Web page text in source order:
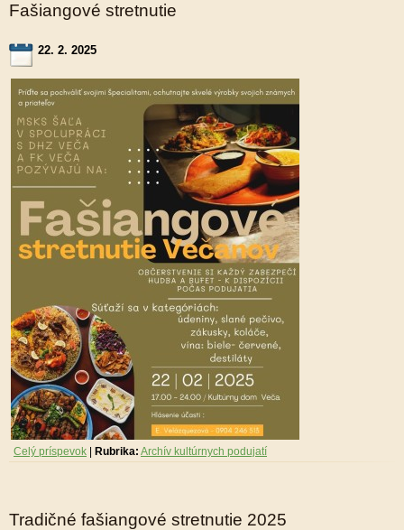
Fašiangové stretnutie
22. 2. 2025
Celý príspevok Rubrika: Archív kultúrnych podujatí
Tradičné fašiangové stretnutie 2025